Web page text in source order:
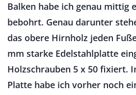
Balken habe ich genau mittig
bebohrt. Genau darunter
das obere Hirnholz jeden
mm starke Edelstahlplatte
Holzschrauben 5 x 50 fixiert.
Platte habe ich vorher noch